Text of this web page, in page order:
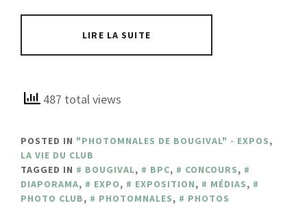
LIRE LA SUITE
487 total views
POSTED IN "PHOTOMNALES DE BOUGIVAL" - EXPOS,
LA VIE DU CLUB
TAGGED IN
BOUGIVAL, BPC, CONCOURS,
DIAPORAMA, EXPO, EXPOSITION, MÉDIAS,
PHOTO CLUB, PHOTOMNALES, PHOTOS